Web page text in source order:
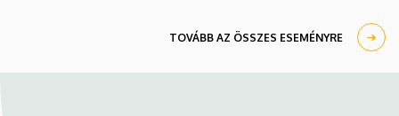
TOVÁBB AZ ÖSSZES ESEMÉNYRE